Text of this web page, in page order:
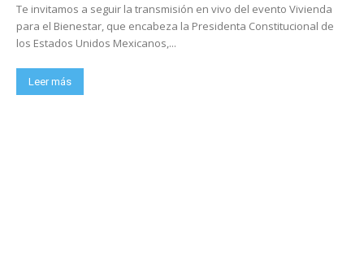
Te invitamos a seguir la transmisión en vivo del evento Vivienda
para el Bienestar, que encabeza la Presidenta Constitucional de
los Estados Unidos Mexicanos,...
Leer más